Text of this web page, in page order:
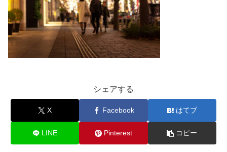
シェアする
X Facebook はてブ
LINE Pinterest コピー